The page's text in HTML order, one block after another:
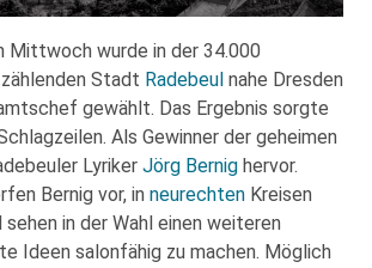
Mittwoch wurde in der 34.000
zählenden Stadt Radebeul nahe Dresden
gewählt. Das Ergebnis sorgte
Als Gewinner der geheimen
Lyriker Jörg Bernig hervor.
Bernig vor, in neurechten Kreisen
sehen in der Wahl einen weiteren
Ideen salonfähig zu machen. Möglich